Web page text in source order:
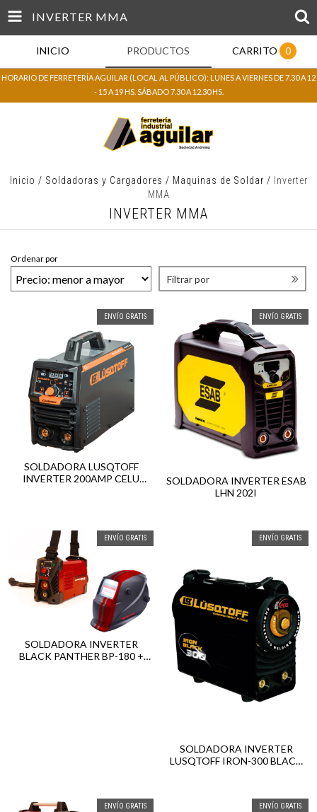
INVERTER MMA
INICIO PRODUCTOS CARRITO 0
HORARIO DE FERRETERÍA AGUILAR (LOCAL AL PÚBLICO): LUNES A VIERNES DE 7.30 A 12
- 15 A 19 HS. SÁBADO 7.30 A 12.30 HS.
Inicio / Soldadoras y Cargadores / Maquinas de Soldar /
Inverter
MMA
INVERTER MMA
Ordenar por
Filtrar por
ENVÍO GRATIS
SOLDADORA LUSQTOFF
INVERTER 200AMP CELU
ENVÍO GRATIS
SOLDADORA INVERTER ESAB
LHN 202I
ENVÍO GRATIS
SOLDADORA INVERTER
BLACK PANTHER BP-180 +
ENVÍO GRATIS
SOLDADORA INVERTER
LUSQTOFF IRON-300 BLACK
ENVÍO GRATIS ENVÍO GRATIS